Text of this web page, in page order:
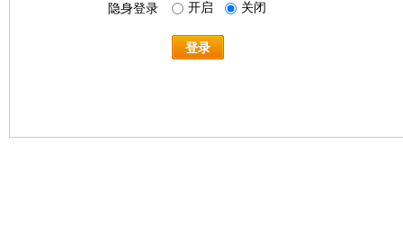
隐身登录 开启 关闭
登录